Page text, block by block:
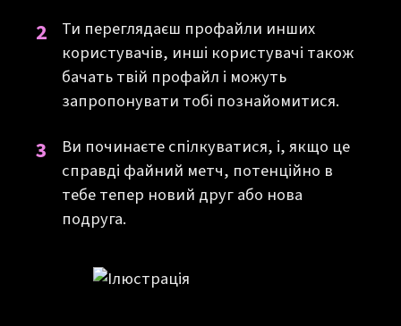
2
Ти переглядаєш профайли инших
користувачів, инші користувачі також
бачать твій профайл і можуть
запропонувати тобі познайомитися.
3
Ви починаєте спілкуватися, і, якщо це
справді файний метч, потенційно в
тебе тепер новий друг або нова
подруга.